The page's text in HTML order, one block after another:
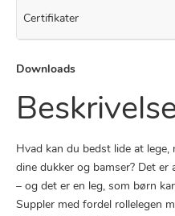
Certifikater
Downloads
Hvad kan du bedst lide at
dine dukker og bamser? Det
– og det er en leg, som børn
Suppler med fordel rollelegen